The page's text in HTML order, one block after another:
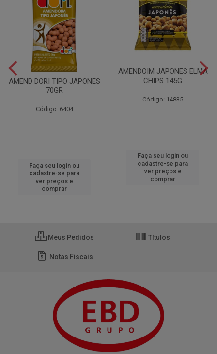
AMEND DORI TIPO JAPONES
70GR
Código: 6404
Faça seu login ou
cadastre-se para
ver preços e
comprar
AMENDOIM JAPONES ELMA
CHIPS 145G
Código: 14835
Faça seu login ou
cadastre-se para
ver preços e
comprar
Meus Pedidos Títulos
Notas Fiscais